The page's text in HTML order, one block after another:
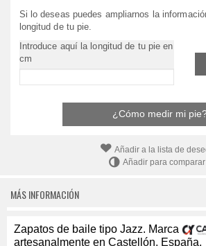
Si lo deseas puedes ampliarnos la
longitud de tu pie.
Introduce aquí la longitud de tu pie en
cm
¿Cómo medir mi
Añadir a la lista de
Añadir para comparar
MÁS INFORMACIÓN
Zapatos de baile tipo Jazz. Marca
artesanalmente en Castellón, España.